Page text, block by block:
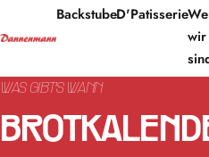
BackstubeD'Patisserie
wir
WAS GIBT'S WANN